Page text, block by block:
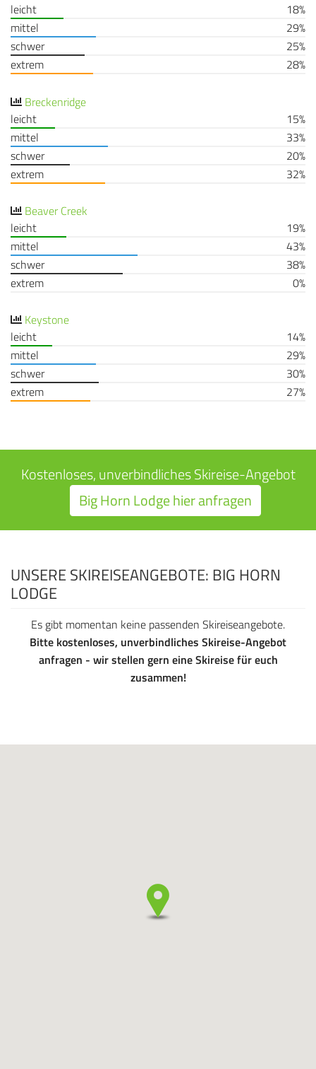
leicht
18%
mittel
29%
schwer
25%
extrem
28%
Breckenridge
leicht
15%
mittel
33%
schwer
20%
extrem
32%
Beaver Creek
leicht
19%
mittel
43%
schwer
38%
extrem
0%
Keystone
leicht
14%
mittel
29%
schwer
30%
extrem
27%
Kostenloses, unverbindliches Skireise-Angebot
Big Horn Lodge hier anfragen
UNSERE SKIREISEANGEBOTE: BIG HORN
LODGE
Es gibt momentan keine passenden Skireiseangebote.
Bitte kostenloses, unverbindliches Skireise-Angebot
anfragen - wir stellen gern eine Skireise für euch
zusammen!